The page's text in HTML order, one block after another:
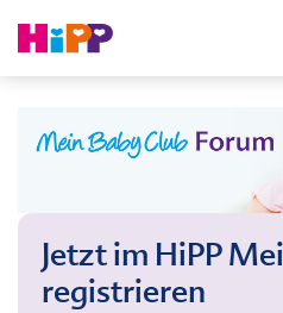
Jetzt im HiPP
registrieren